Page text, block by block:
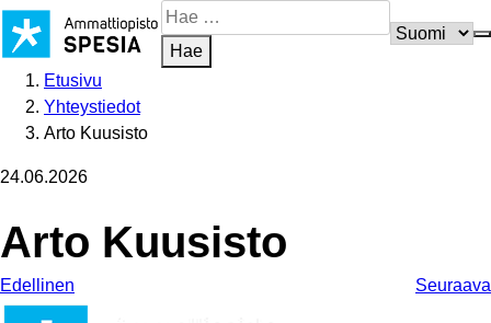
Siirry
sisältöön
Hae
sivustosta
Hae
Etusivu
Yhteystiedot
Arto Kuusisto
24.06.2026
Arto Kuusisto
Edellinen Seuraava